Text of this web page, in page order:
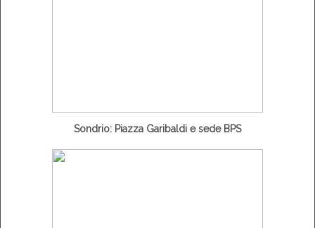
Sondrio: Piazza Garibaldi e sede BPS